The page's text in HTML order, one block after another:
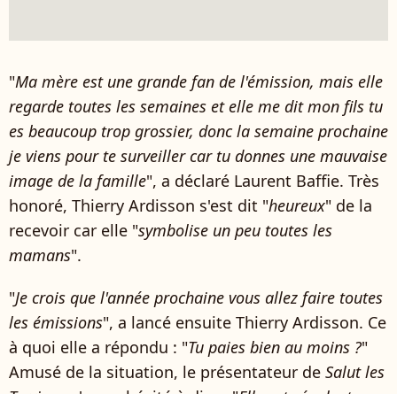
"Ma mère est une grande fan de l'émission, mais elle
regarde toutes les semaines et elle me dit mon fils tu
es beaucoup trop grossier, donc la semaine prochaine
je viens pour te surveiller car tu donnes une mauvaise
image de la famille", a déclaré Laurent Baffie. Très
honoré, Thierry Ardisson s'est dit "heureux" de la
recevoir car elle "symbolise un peu toutes les
mamans".
"Je crois que l'année prochaine vous allez faire toutes
les émissions", a lancé ensuite Thierry Ardisson. Ce
à quoi elle a répondu : "Tu paies bien au moins ?"
Amusé de la situation, le présentateur de Salut les